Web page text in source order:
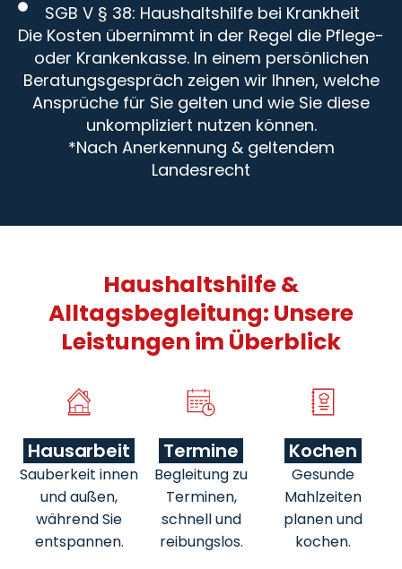
SGB V § 38: Haushaltshilfe bei Krankheit
Die Kosten übernimmt in der Regel die Pflege-
oder Krankenkasse. In einem persönlichen
Beratungsgespräch zeigen wir Ihnen, welche
Ansprüche für Sie gelten und wie Sie diese
unkompliziert nutzen können.
*Nach Anerkennung & geltendem
Landesrecht
Haushaltshilfe &
Alltagsbegleitung: Unsere
Leistungen im Überblick
Hausarbeit
Sauberkeit innen
und außen,
während Sie
entspannen.
Termine
Begleitung zu
Terminen,
schnell und
reibungslos.
Kochen
Gesunde
Mahlzeiten
planen und
kochen.